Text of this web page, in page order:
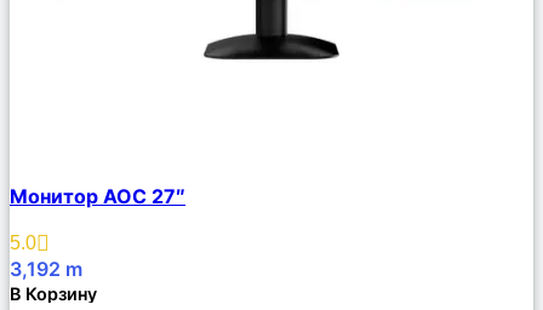
Описание
Избранное
Монитор AOC 27″
5.0
3,192 m
В Корзину